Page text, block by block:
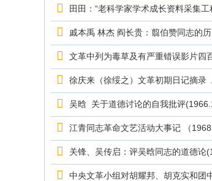
田田：“老科学家学术成长资料采集
戚本禹 林杰 阎长贵：翦伯赞同志的
文革中列为毒草及有严重错误影片四
徐庆来（徐绥之）文革初期日记摘录
吴晗 关于道德讨论的自我批评
江青同志革命文艺活动大事记 （1968
关锋、吴传启：评吴晗同志的道德论
中央文革小组对胡耀邦、胡克实和团